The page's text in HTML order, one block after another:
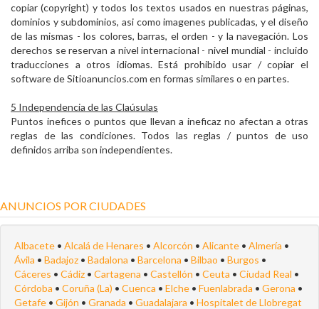
copiar (copyright) y todos los textos usados en nuestras páginas,
dominios y subdominios, asi como imagenes publicadas, y el diseño
de las mismas - los colores, barras, el orden - y la navegación. Los
derechos se reservan a nivel internacional - nivel mundial - incluido
traducciones a otros idiomas. Está prohibido usar / copiar el
software de Sitioanuncios.com en formas similares o en partes.
5 Independencia de las Claúsulas
Puntos inefices o puntos que llevan a ineficaz no afectan a otras
reglas de las condiciones. Todos las reglas / puntos de uso
definidos arriba son independientes.
ANUNCIOS POR CIUDADES
Albacete • Alcalá de Henares • Alcorcón • Alicante • Almería •
Ávila • Badajoz • Badalona • Barcelona • Bilbao • Burgos •
Cáceres • Cádiz • Cartagena • Castellón • Ceuta • Ciudad Real •
Córdoba • Coruña (La) • Cuenca • Elche • Fuenlabrada • Gerona •
Getafe • Gijón • Granada • Guadalajara • Hospitalet de Llobregat